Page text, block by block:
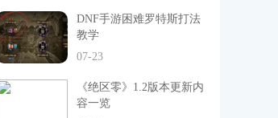
DNF手游困难罗特斯打法
教学
07-23
《绝区零》1.2版本更新内
容一览